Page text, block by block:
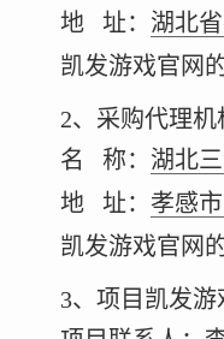
地 址： 湖北
凯发游戏官网
2、采购代理机
名 称： 湖北
地 址： 孝感
凯发游戏官网
3、项目凯发